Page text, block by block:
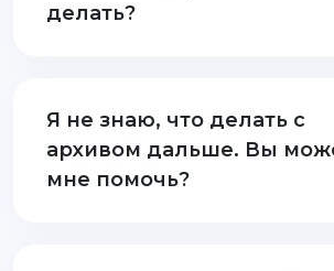
делать?
Я не знаю, что делать с
архивом дальше. Вы
мне помочь?